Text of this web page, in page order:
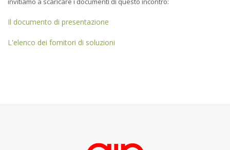
Il documento di presentazione
L'elenco dei fornitori di soluzioni